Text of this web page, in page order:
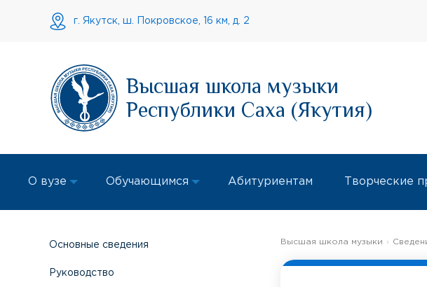
г. Якутск, ш. Покровское, 16 км, д. 2
Высшая школа музыки
Республики Саха (Якутия)
О вузе Обучающимся Абитуриентам Творческие
Основные сведения
Руководство
Высшая школа музыки